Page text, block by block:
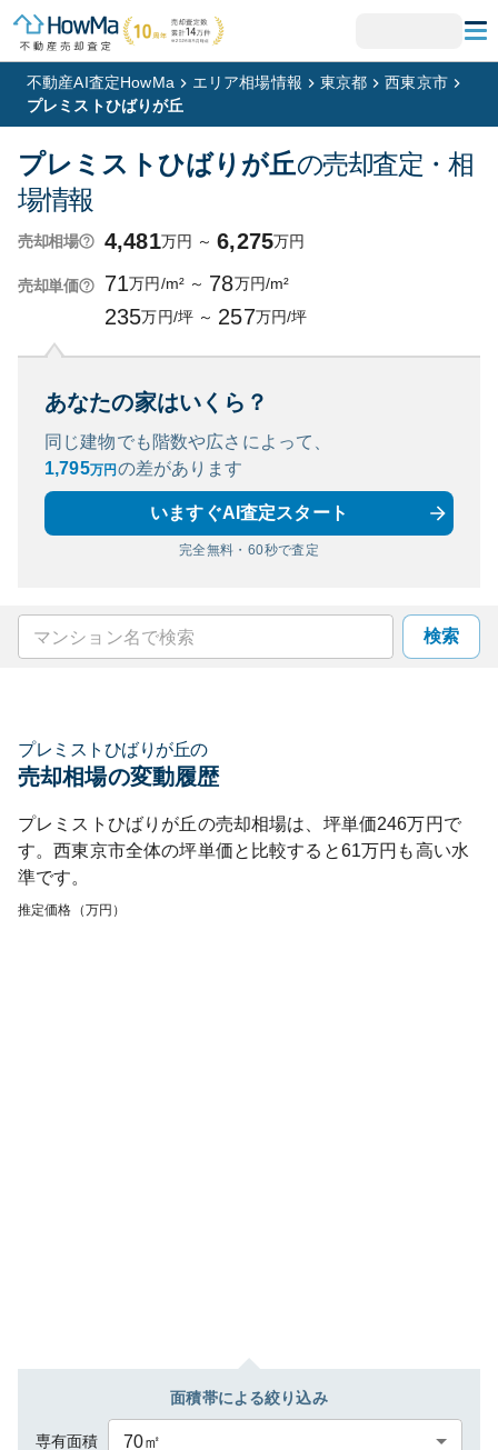
不動産AI査定HowMa エリア相場情報 東京都
西東京市
プレミストひばりが丘
プレミストひばりが丘の売却査定・相
場情報
売却相場 4,481万円 ～ 6,275万円
売却単価 71万円/m² ～ 78万円/m²
235万円/坪 ～ 257万円/坪
あなたの家はいくら？
同じ建物でも階数や広さによって、
1,795万円 の差があります
いますぐAI査定スタート
完全無料・60秒で査定
検索
プレミストひばりが丘の
売却相場の変動履歴
プレミストひばりが丘の売却相場は、坪単価246万円で
す。西東京市全体の坪単価と比較すると61万円も高い水
準です。
推定価格（万円）
面積帯による絞り込み
専有面積 70㎡